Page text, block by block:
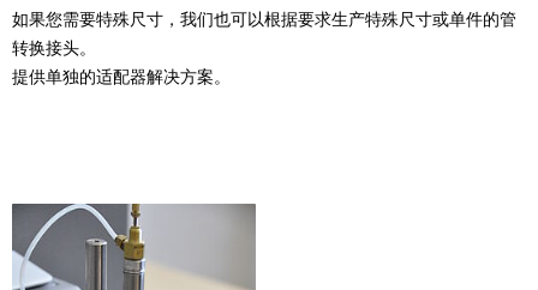
如果您需要特殊尺寸，我们也可以根据要求生产特殊尺寸或单件的管
转换接头。
提供单独的适配器解决方案。